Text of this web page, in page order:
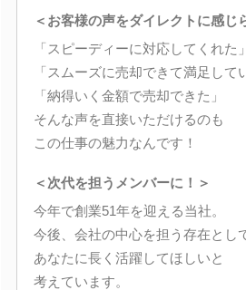
＜お客様の声をダイレクトに感じ
「スピーディーに対応してくれた」
「スムーズに売却できて満足して
「納得いく金額で売却できた」
そんな声を直接いただけるのも
この仕事の魅力なんです！
＜次代を担うメンバーに！＞
今年で創業51年を迎える当社。
今後、会社の中心を担う存在とし
あなたに長く活躍してほしいと
考えています。